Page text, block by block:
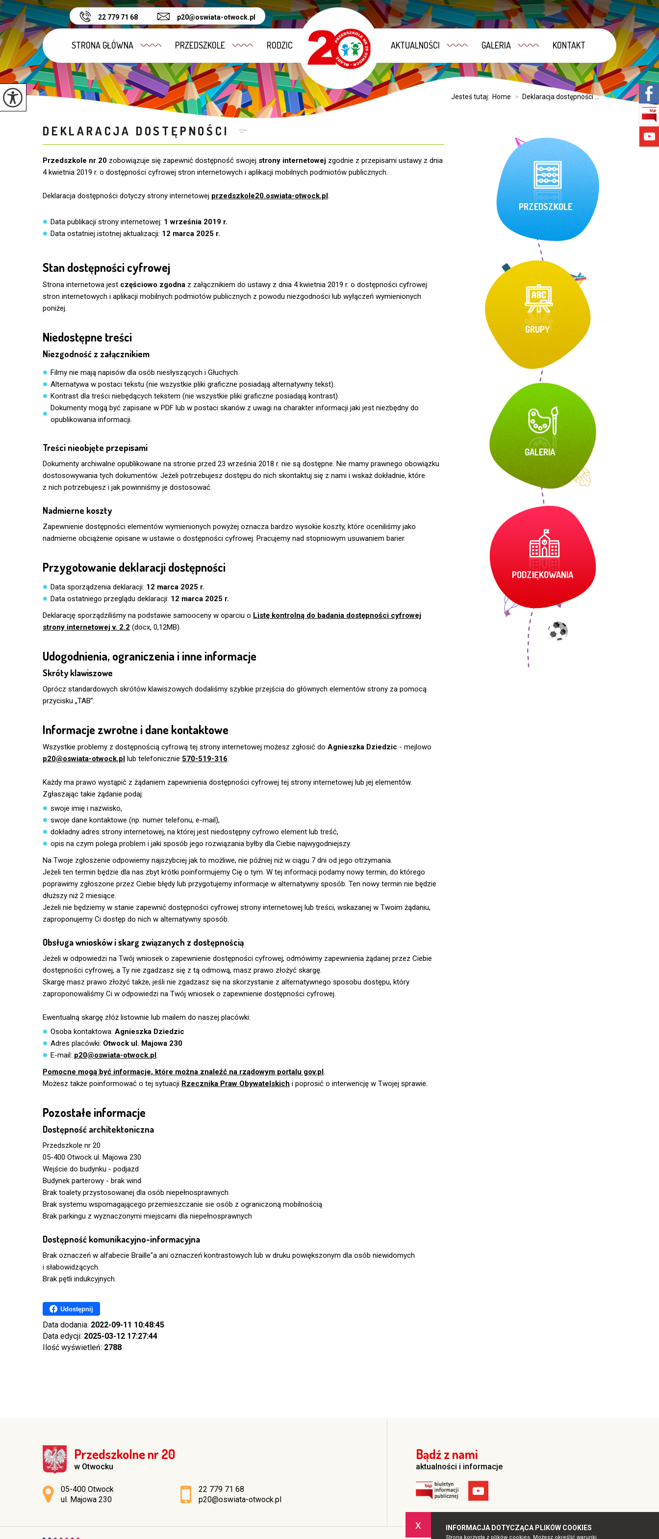
x INFORMACJA DOTYCZĄCA PLIKÓW COOKIES
Strona korzysta z plików cookies. Możesz określić warunki
p20@oswiata-otwock.pl
22 779 71 68
STRONA GŁÓWNA PRZEDSZKOLE RODZIC AKTUALNOŚCI GALERIA KONTAKT
Jesteś tutaj: Home > Deklaracja dostępności ...
DEKLARACJA DOSTĘPNOŚCI
Przedszkole nr 20 zobowiązuje się zapewnić dostępność swojej strony internetowej zgodnie z przepisami ustawy z dnia
4 kwietnia 2019 r. o dostępności cyfrowej stron internetowych i aplikacji mobilnych podmiotów publicznych.
Deklaracja dostępności dotyczy strony internetowej przedszkole20.oswiata-otwock.pl.
Data publikacji strony internetowej: 1 września 2019 r.
Data ostatniej istotnej aktualizacji: 12 marca 2025 r.
Stan dostępności cyfrowej
Strona internetowa jest częściowo zgodna z załącznikiem do ustawy z dnia 4 kwietnia 2019 r. o dostępności cyfrowej
stron internetowych i aplikacji mobilnych podmiotów publicznych z powodu niezgodności lub wyłączeń wymienionych
poniżej.
Niedostępne treści
Niezgodność z załącznikiem
Filmy nie mają napisów dla osób niesłyszących i Głuchych.
Alternatywa w postaci tekstu (nie wszystkie pliki graficzne posiadają alternatywny tekst).
Kontrast dla treści niebędących tekstem (nie wszystkie pliki graficzne posiadają kontrast).
Dokumenty mogą być zapisane w PDF lub w postaci skanów z uwagi na charakter informacji jaki jest niezbędny do
opublikowania informacji.
Treści nieobjęte przepisami
Dokumenty archiwalne opublikowane na stronie przed 23 września 2018 r. nie są dostępne. Nie mamy prawnego obowiązku
dostosowywania tych dokumentów. Jeżeli potrzebujesz dostępu do nich skontaktuj się z nami i wskaż dokładnie, które
z nich potrzebujesz i jak powinniśmy je dostosować.
Nadmierne koszty
Zapewnienie dostępności elementów wymienionych powyżej oznacza bardzo wysokie koszty, które oceniliśmy jako
nadmierne obciążenie opisane w ustawie o dostępności cyfrowej. Pracujemy nad stopniowym usuwaniem barier.
Przygotowanie deklaracji dostępności
Data sporządzenia deklaracji: 12 marca 2025 r.
Data ostatniego przeglądu deklaracji: 12 marca 2025 r.
Deklarację sporządziliśmy na podstawie samooceny w oparciu o Listę kontrolną do badania dostępności cyfrowej
strony internetowej v. 2.2 (docx, 0,12MB).
Udogodnienia, ograniczenia i inne informacje
Skróty klawiszowe
Oprócz standardowych skrótów klawiszowych dodaliśmy szybkie przejścia do głównych elementów strony za pomocą
przycisku „TAB”.
Informacje zwrotne i dane kontaktowe
Wszystkie problemy z dostępnością cyfrową tej strony internetowej możesz zgłosić do Agnieszka Dziedzic - mejlowo
p20@oswiata-otwock.pl lub telefonicznie 570-519-316.
Każdy ma prawo wystąpić z żądaniem zapewnienia dostępności cyfrowej tej strony internetowej lub jej elementów.
Zgłaszając takie żądanie podaj:
swoje imię i nazwisko,
swoje dane kontaktowe (np. numer telefonu, e-mail),
dokładny adres strony internetowej, na której jest niedostępny cyfrowo element lub treść,
opis na czym polega problem i jaki sposób jego rozwiązania byłby dla Ciebie najwygodniejszy.
Na Twoje zgłoszenie odpowiemy najszybciej jak to możliwe, nie później niż w ciągu 7 dni od jego otrzymania.
Jeżeli ten termin będzie dla nas zbyt krótki poinformujemy Cię o tym. W tej informacji podamy nowy termin, do którego
poprawimy zgłoszone przez Ciebie błędy lub przygotujemy informacje w alternatywny sposób. Ten nowy termin nie będzie
dłuższy niż 2 miesiące.
Jeżeli nie będziemy w stanie zapewnić dostępności cyfrowej strony internetowej lub treści, wskazanej w Twoim żądaniu,
zaproponujemy Ci dostęp do nich w alternatywny sposób.
Obsługa wniosków i skarg związanych z dostępnością
Jeżeli w odpowiedzi na Twój wniosek o zapewnienie dostępności cyfrowej, odmówimy zapewnienia żądanej przez Ciebie
dostępności cyfrowej, a Ty nie zgadzasz się z tą odmową, masz prawo złożyć skargę.
Skargę masz prawo złożyć także, jeśli nie zgadzasz się na skorzystanie z alternatywnego sposobu dostępu, który
zaproponowaliśmy Ci w odpowiedzi na Twój wniosek o zapewnienie dostępności cyfrowej.
Ewentualną skargę złóż listownie lub mailem do naszej placówki:
Osoba kontaktowa:Agnieszka Dziedzic
Adres placówki: Otwock ul. Majowa 230
E-mail: p20@oswiata-otwock.pl.
Pomocne mogą być informacje, które można znaleźć na rządowym portalu gov.pl.
Możesz także poinformować o tej sytuacji Rzecznika Praw Obywatelskich i poprosić o interwencję w Twojej sprawie.
Pozostałe informacje
Dostępność architektoniczna
Przedszkole nr 20
05-400 Otwock ul. Majowa 230
Wejście do budynku - podjazd
Budynek parterowy - brak wind
Brak toalety przystosowanej dla osób niepełnosprawnych
Brak systemu wspomagającego przemieszczanie sie osób z ograniczoną mobilnością
Brak parkingu z wyznaczonymi miejscami dla niepełnosprawnych
Dostępność komunikacyjno-informacyjna
Brak oznaczeń w alfabecie Braille"a ani oznaczeń kontrastowych lub w druku powiększonym dla osób niewidomych
i słabowidzących.
Brak pętli indukcyjnych.
Udostępnij
Data dodania: 2022-09-11 10:48:45
Data edycji: 2025-03-12 17:27:44
Ilość wyświetleń: 2788
PRZEDSZKOLE
GRUPY
GALERIA
PODZIĘKOWANIA
Przedszkolne nr 20
w Otwocku
Adres pocztowy:
05-400 Otwock
ul. Majowa 230
22 779 71 68
p20@oswiata-otwock.pl
Bądź z nami
aktualności i informacje